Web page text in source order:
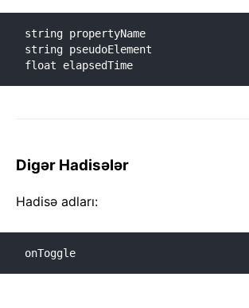
string propertyName
string pseudoElement
float elapsedTime
Digər Hadisələr
Hadisə adları:
onToggle